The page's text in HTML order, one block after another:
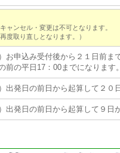
ャンセル・変更は不可となります。
度取り直しとなります。）
お申込み受付後から２１日前ま
前の平日17：00までになります
出発日の前日から起算して２０
出発日の前日から起算して９日